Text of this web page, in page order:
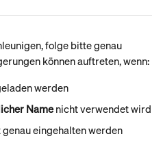
folge bitte genau
können auftreten, wenn:
werden
Name nicht verwendet wird
eingehalten werden